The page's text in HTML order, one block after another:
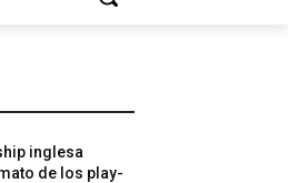
inglesa
de los play-